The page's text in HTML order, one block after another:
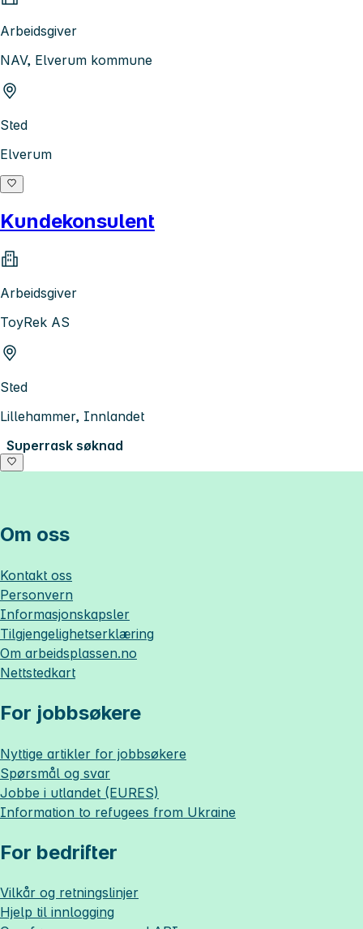
Arbeidsgiver
NAV, Elverum kommune
Sted
Elverum
Kundekonsulent
Arbeidsgiver
ToyRek AS
Sted
Lillehammer, Innlandet
Superrask søknad
Om oss
Kontakt oss
Personvern
Informasjonskapsler
Tilgjengelighetserklæring
Om arbeidsplassen.no
Nettstedkart
For jobbsøkere
Nyttige artikler for jobbsøkere
Spørsmål og svar
Jobbe i utlandet (EURES)
Information to refugees from Ukraine
For bedrifter
Vilkår og retningslinjer
Hjelp til innlogging